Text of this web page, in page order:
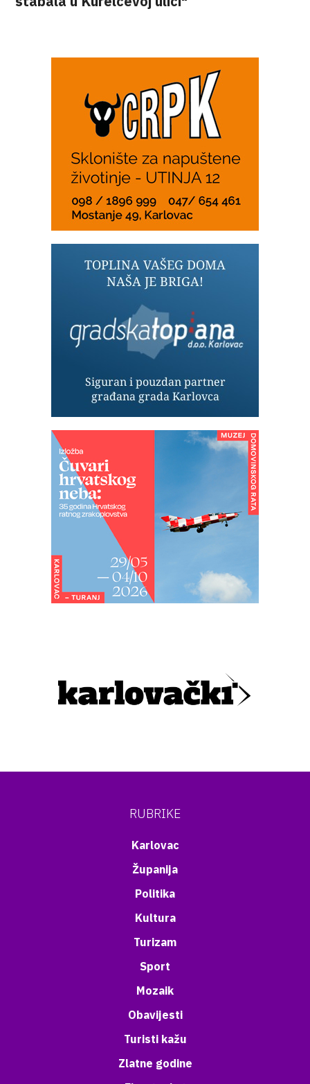
RUBRIKE
Karlovac
Županija
Politika
Kultura
Turizam
Sport
Mozaik
Obavijesti
Turisti kažu
Zlatne godine